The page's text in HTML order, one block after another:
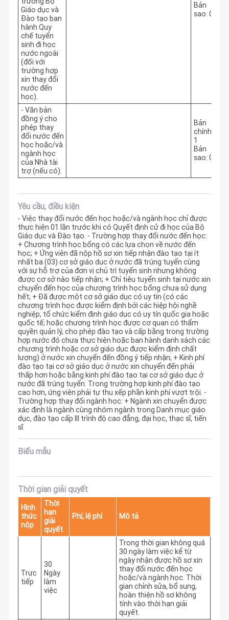
Giáo dục và
Đào tạo ban
hành Quy
chế tuyển
sinh đi học
nước ngoài
(đối với
trường hợp
xin thay đổi
nước đến
học).
Bản
sao: 0
- Văn bản
đồng ý cho
phép thay
đổi nước đến
học hoặc/và
ngành học
của Nhà tài
trợ (nếu có).
Bản
chính:
1
Bản
sao: 0
Yêu cầu, điều kiện
- Việc thay đổi nước đến học hoặc/và ngành học chỉ được
thực hiện 01 lần trước khi có Quyết định cử đi học của Bộ
Giáo dục và Đào tạo. - Trường hợp thay đổi nước đến học:
+ Chương trình học bổng có các lựa chọn về nước đến
học; + Ứng viên đã nộp hồ sơ xin tiếp nhận đào tạo tại ít
nhất ba (03) cơ sở giáo dục ở nước đã trúng tuyển cùng
với sự hỗ trợ của đơn vị chủ trì tuyển sinh nhưng không
được cơ sở nào tiếp nhận; + Chỉ tiêu tuyển sinh tại nước xin
chuyển đến học của chương trình học bổng chưa sử dụng
hết; + Đã được một cơ sở giáo dục có uy tín (có các
chương trình học được kiểm định bởi các hiệp hội nghề
nghiệp, tổ chức kiểm định giáo dục có uy tín quốc gia hoặc
quốc tế; hoặc chương trình học được cơ quan có thẩm
quyền quản lý, cho phép đào tạo và cấp bằng trong trường
hợp nước đó chưa thực hiện hoặc ban hành danh sách các
chương trình hoặc cơ sở giáo dục được kiểm định chất
lượng) ở nước xin chuyển đến đồng ý tiếp nhận; + Kinh phí
đào tạo tại cơ sở giáo dục ở nước xin chuyển đến phải
thấp hơn hoặc bằng kinh phí đào tạo tại cơ sở giáo dục ở
nước đã trúng tuyển. Trong trường hợp kinh phí đào tạo
cao hơn, ứng viên phải tự thu xếp phần kinh phí vượt trội. -
Trường hợp thay đổi ngành học: + Ngành xin chuyển được
xác định là ngành cùng nhóm ngành trong Danh mục giáo
dục, đào tạo cấp III trình độ cao đẳng, đại học, thạc sĩ, tiến
sĩ.
Biểu mẫu
Thời gian giải quyết
Hình
thức
nộp
Thời
hạn
giải
quyết
Phí, lệ phí Mô tả
Trực
tiếp
30
Ngày
làm
việc
Trong thời gian không quá
30 ngày làm việc kể từ
ngày nhận được hồ sơ xin
thay đổi nước đến học
hoặc/và ngành học. Thời
gian chỉnh sửa, bổ sung,
hoàn thiện hồ sơ không
tính vào thời hạn giải
quyết.